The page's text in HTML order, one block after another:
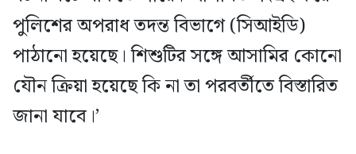
পুলিশের অপরাধ তদন্ত বিভাগে (সিআইডি)
পাঠানো হয়েছে। শিশুটির সঙ্গে আসামির কোনো
যৌন ক্রিয়া হয়েছে কি না তা পরবর্তীতে বিস্তারিত
জানা যাবে।’